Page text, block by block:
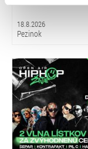
volbu můžete
18.8.2026
Pezinok